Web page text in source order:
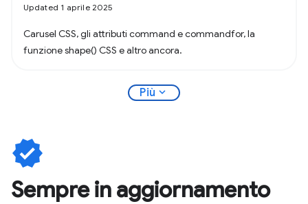
Updated 1 aprile 2025
Carusel CSS, gli attributi command e commandfor, la
funzione shape() CSS e altro ancora.
Più expand_more
verified
Sempre in aggiornamento